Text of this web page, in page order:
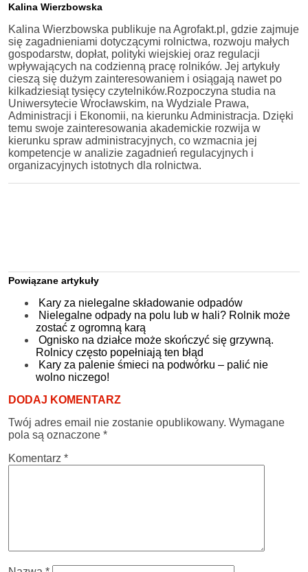
Kalina Wierzbowska
Kalina Wierzbowska publikuje na Agrofakt.pl, gdzie zajmuje
się zagadnieniami dotyczącymi rolnictwa, rozwoju małych
gospodarstw, dopłat, polityki wiejskiej oraz regulacji
wpływających na codzienną pracę rolników. Jej artykuły
cieszą się dużym zainteresowaniem i osiągają nawet po
kilkadziesiąt tysięcy czytelników.Rozpoczyna studia na
Uniwersytecie Wrocławskim, na Wydziale Prawa,
Administracji i Ekonomii, na kierunku Administracja. Dzięki
temu swoje zainteresowania akademickie rozwija w
kierunku spraw administracyjnych, co wzmacnia jej
kompetencje w analizie zagadnień regulacyjnych i
organizacyjnych istotnych dla rolnictwa.
Powiązane artykuły
Kary za nielegalne składowanie odpadów
Nielegalne odpady na polu lub w hali? Rolnik może
zostać z ogromną karą
Ognisko na działce może skończyć się grzywną.
Rolnicy często popełniają ten błąd
Kary za palenie śmieci na podwórku – palić nie
wolno niczego!
DODAJ KOMENTARZ
Twój adres email nie zostanie opublikowany. Wymagane
pola są oznaczone *
Komentarz *